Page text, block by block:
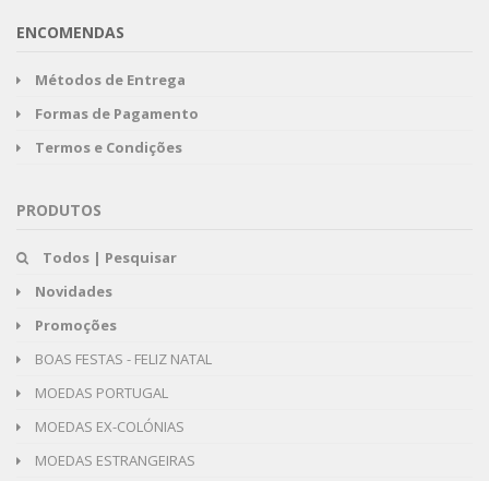
ENCOMENDAS
Métodos de Entrega
Formas de Pagamento
Termos e Condições
PRODUTOS
Todos | Pesquisar
Novidades
Promoções
BOAS FESTAS - FELIZ NATAL
MOEDAS PORTUGAL
MOEDAS EX-COLÓNIAS
MOEDAS ESTRANGEIRAS